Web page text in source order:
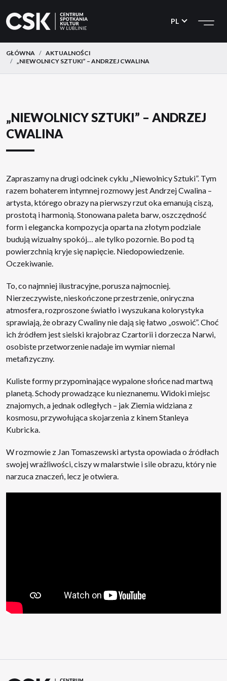
CSK
do
menu
do
treści
PL
GŁÓWNA
AKTUALNOŚCI
„NIEWOLNICY SZTUKI” – ANDRZEJ CWALINA
„NIEWOLNICY SZTUKI” – ANDRZEJ
CWALINA
Zapraszamy na drugi odcinek cyklu „Niewolnicy Sztuki”. Tym
razem bohaterem intymnej rozmowy jest Andrzej Cwalina –
artysta, którego obrazy na pierwszy rzut oka emanują ciszą,
prostotą i harmonią. Stonowana paleta barw, oszczędność
form i elegancka kompozycja oparta na złotym podziale
budują wizualny spokój… ale tylko pozornie. Bo pod tą
powierzchnią kryje się napięcie. Niedopowiedzenie.
Oczekiwanie.
To, co najmniej ilustracyjne, porusza najmocniej.
Nierzeczywiste, nieskończone przestrzenie, oniryczna
atmosfera, rozproszone światło i wyszukana kolorystyka
sprawiają, że obrazy Cwaliny nie dają się łatwo „oswoić”. Choć
ich źródłem jest sielski krajobraz Czartorii i dorzecza Narwi,
osobiste przetworzenie nadaje im wymiar niemal
metafizyczny.
Kuliste formy przypominające wypalone słońce nad martwą
planetą. Schody prowadzące ku nieznanemu. Widoki miejsc
znajomych, a jednak odległych – jak Ziemia widziana z
kosmosu, przywołująca skojarzenia z kinem Stanleya
Kubricka.
W rozmowie z Jan Tomaszewski artysta opowiada o źródłach
swojej wrażliwości, ciszy w malarstwie i sile obrazu, który nie
narzuca znaczeń, lecz je otwiera.